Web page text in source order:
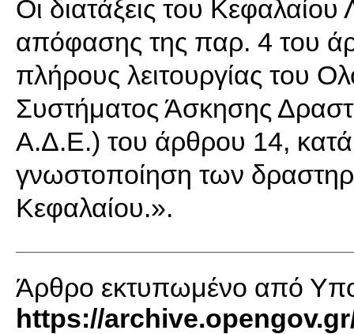
Οι διατάξεις του
απόφασης της παρ. 4 του
πλήρους λειτουργίας του
Συστήματος Άσκησης
Α.Δ.Ε.) του άρθρου 14,
γνωστοποίηση των
Κεφαλαίου.».
Άρθρο εκτυπωμένο από
https://